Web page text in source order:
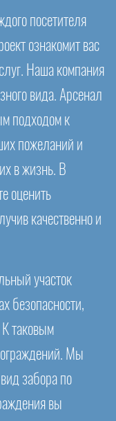
посетителя
ознакомит вас
Наша компания
вида. Арсенал
подходом к
пожеланий и
в жизнь. В
оценить
качественно и
участок
безопасности,
таковым
ограждений. Мы
забора по
вы